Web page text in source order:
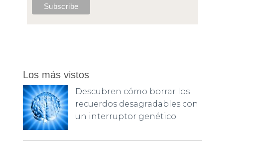
Los más vistos
Descubren cómo borrar los
recuerdos desagradables con
un interruptor genético